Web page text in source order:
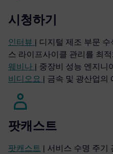
시청하기
인터뷰 | 디지털 제조 부문 수
스 라이프사이클 관리를 최
웨비나 | 중장비 성능 엔지니
비디오요 | 금속 및 광산업의
팟캐스트
팟캐스트 | 서비스 수명 주기